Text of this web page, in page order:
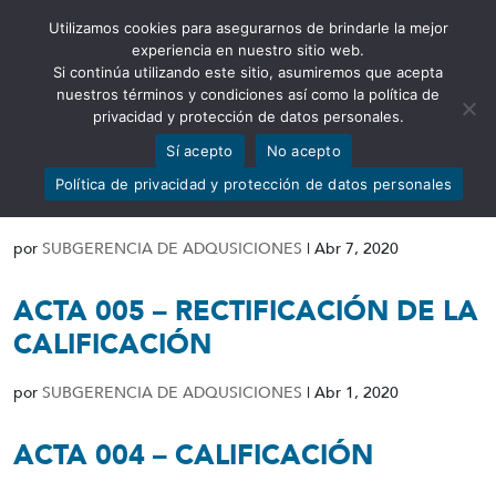
Abrir barra de herramientas
RESOLUCIÓN DE DECLARATORIA
DE DESIERTO
por SUBGERENCIA DE ADQUSICIONES | Abr 7, 2020
ACTA 005 – RECTIFICACIÓN DE LA
CALIFICACIÓN
por SUBGERENCIA DE ADQUSICIONES | Abr 1, 2020
ACTA 004 – CALIFICACIÓN
Utilizamos cookies para asegurarnos de brindarle la mejor
experiencia en nuestro sitio web.
Si continúa utilizando este sitio, asumiremos que acepta
nuestros términos y condiciones así como la política de
privacidad y protección de datos personales.
Sí acepto
No acepto
Política de privacidad y protección de datos personales